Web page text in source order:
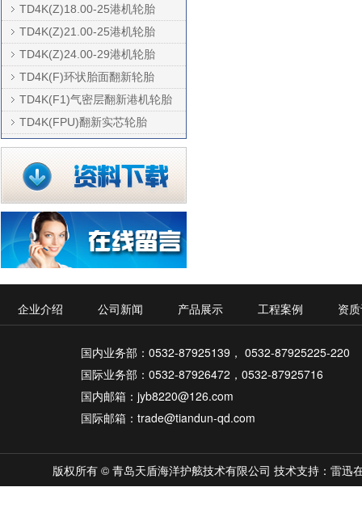
TD4K(Z)18.00-25港机轮胎
TD4K(Z)21.00-25港机轮胎
TD4K(Z)24.00-29港机轮胎
TD4K(F)环状胎面翻新轮胎
TD4K(F1)气密层翻新港机轮胎
TD4K(FPU)翻新实芯轮胎
企业介绍 公司新闻 产品展示 工程案例 资
国内业务部：0532-87925139， 0532-87925225-220
国际业务部：0532-87926472，0532-87925716
国内邮箱：jyb8220@126.com
国际邮箱：trade@tiandun-qd.com
版权所有 © 青岛天盾海洋护舷技术有限公司 技术支持：雷迅